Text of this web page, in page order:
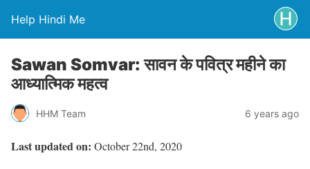
Help Hindi Me
Sawan Somvar: सावन के पवित्र महीने का
आध्यात्मिक महत्व
HHM Team 6 years ago
Last updated on: October 22nd, 2020